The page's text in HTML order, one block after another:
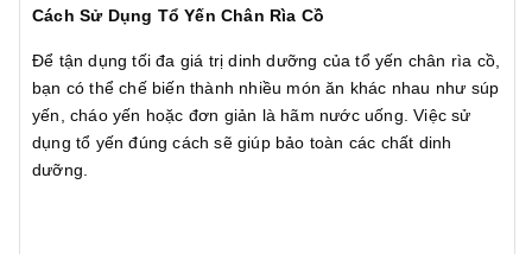
Cách Sử Dụng Tổ Yến Chân Rìa Cồ
Để tận dụng tối đa giá trị dinh dưỡng của tổ yến chân rìa cồ,
bạn có thể chế biến thành nhiều món ăn khác nhau như súp
yến, cháo yến hoặc đơn giản là hãm nước uống. Việc sử
dụng tổ yến đúng cách sẽ giúp bảo toàn các chất dinh
dưỡng.